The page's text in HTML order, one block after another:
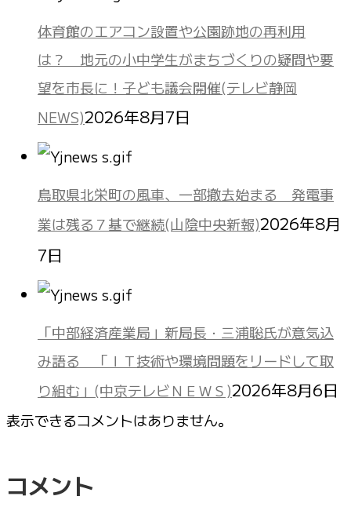
体育館のエアコン設置や公園跡地の再利用
は？ 地元の小中学生がまちづくりの疑問や要
望を市長に！子ども議会開催(テレビ静岡
NEWS)2026年8月7日
鳥取県北栄町の風車、一部撤去始まる 発電事
業は残る７基で継続(山陰中央新報)2026年8月
7日
「中部経済産業局」新局長・三浦聡氏が意気込
み語る 「ＩＴ技術や環境問題をリードして取
り組む」(中京テレビＮＥＷＳ)2026年8月6日
表示できるコメントはありません。
コメント